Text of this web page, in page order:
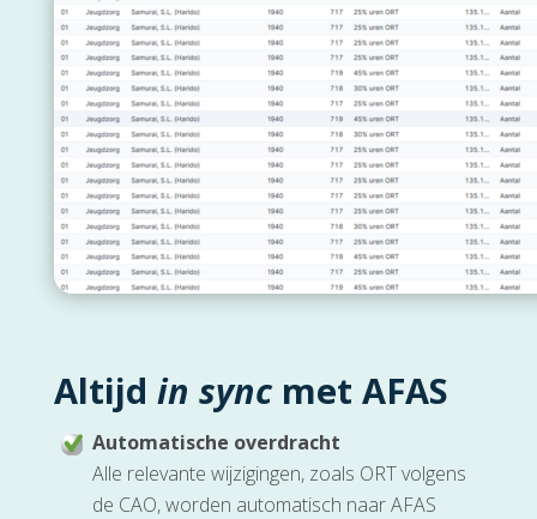
Altijd in syncmet AFAS
Automatische overdracht
Alle relevante wijzigingen, zoals ORT volgens
de CAO, worden automatisch naar AFAS